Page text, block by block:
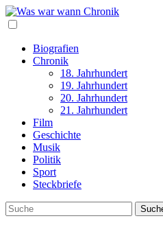
Biografien
Chronik
18. Jahrhundert
19. Jahrhundert
20. Jahrhundert
21. Jahrhundert
Film
Geschichte
Musik
Politik
Sport
Steckbriefe